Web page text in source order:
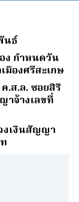
นธ์
ง กําหนดวัน
มืองศรีสะเกษ
.ส.ล. ซอยสิริ
าจ้างเลขที่
งเงินสัญญา